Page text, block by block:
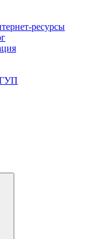
ресурсы